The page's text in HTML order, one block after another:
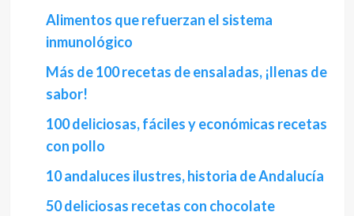
Alimentos que refuerzan el sistema
inmunológico
Más de 100 recetas de ensaladas, ¡llenas de
sabor!
100 deliciosas, fáciles y económicas recetas
con pollo
10 andaluces ilustres, historia de Andalucía
50 deliciosas recetas con chocolate